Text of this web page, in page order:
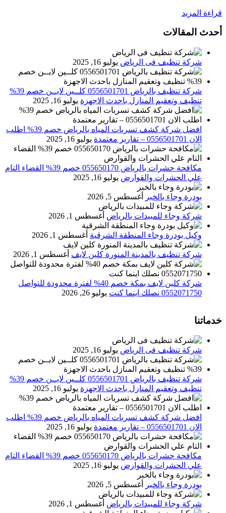
قراءة المزيد
أحدث المقالات
شركة تنظيف فى الرياض يوليو 16, 2025
شركة تنظيف بالرياض 0556501701 كلــين لايــن خصم 39%
تنظيف وتعقيم المنازل باحدث الاجهزة يوليو 16, 2025
افضل شركة كشف تسربات المياه بالرياض خصم 39% اطلب
الان 0556501701‬‏ – تقارير معتمدة
يوليو 16, 2025
مكافحة حشرات بالرياض 055650170 خصم 39% القضاء التام
علي الحشرات والقوارض يوليو 16, 2025
بودرة وجاء بالخبر أغسطس 5, 2026
شركة وجاء للمبيدات بالرياض أغسطس 1, 2026
وكيل بودرة وجاء المنطقة الشرقية أغسطس 1, 2026
شركة تنظيف بالمدينة المنورة كلين لايف أغسطس 1, 2026
شركة كلين لايف بمكة خصم 40% لفترة محدودة للتواصل
0552071750 نصلك اينما كنت
يوليو 26, 2026
خدماتنا
شركة تنظيف فى الرياض يوليو 16, 2025
شركة تنظيف بالرياض 0556501701 كلــين لايــن خصم 39%
تنظيف وتعقيم المنازل باحدث الاجهزة يوليو 16, 2025
افضل شركة كشف تسربات المياه بالرياض خصم 39% اطلب
الان 0556501701‬‏ – تقارير معتمدة
يوليو 16, 2025
مكافحة حشرات بالرياض 055650170 خصم 39% القضاء التام
علي الحشرات والقوارض يوليو 16, 2025
بودرة وجاء بالخبر أغسطس 5, 2026
شركة وجاء للمبيدات بالرياض أغسطس 1, 2026